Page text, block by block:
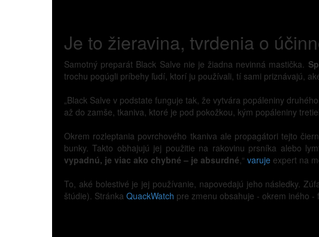
Je to žieravina, tvrdenia o
Samotný preparát Black Salve nie je žiadna nevinná mastička.
trochu pogúgli príbehy ľudí, ktorí ju používali, tí sami priznávajú,
„Black Salve v podstate funguje tak, že vytvára popáleniny
až do zamše, tkaniva, ktoré je pod pokožkou, kým popáleniny
Okrem rozleptania povrchového tkaniva ale propagátori tejto
bunky. Takto obhajujú jej použitie na rakovinu prsníka alebo
vypadnú, je viac ako chybné – je absurdné,“ varuje expert na
To, aké bolestivé je jej používanie, napovedajú jeho následky.
štúdie). Stránka QuackWatch pre zmenu obsahuje - okrem iného -